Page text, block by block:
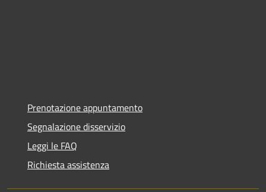
Prenotazione appuntamento
Segnalazione disservizio
Leggi le FAQ
Richiesta assistenza